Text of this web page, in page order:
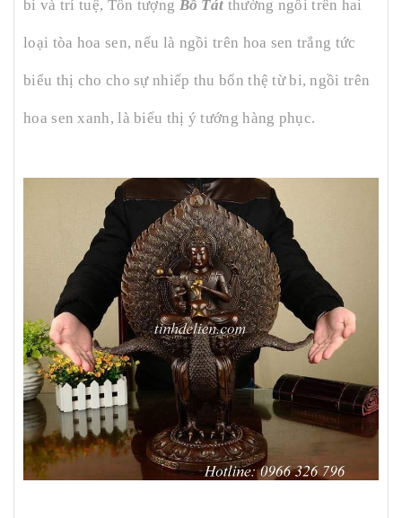
bi và trí tuệ, Tôn tượng Bồ Tát thường ngồi trên hai
loại tòa hoa sen, nếu là ngồi trên hoa sen trắng tức
biểu thị cho cho sự nhiếp thu bổn thệ từ bi, ngồi trên
hoa sen xanh, là biểu thị ý tướng hàng phục.